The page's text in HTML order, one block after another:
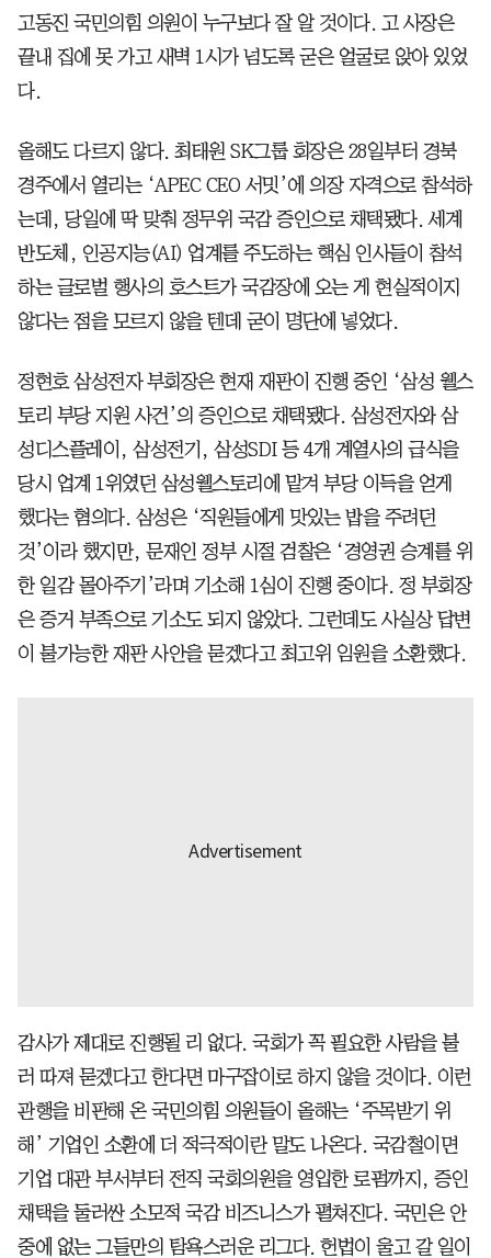
고동진 국민의힘 의원이 누구보다 잘 알 것이다. 고 사장은
끝내 집에 못 가고 새벽 1시가 넘도록 굳은 얼굴로 앉아 있었
다.
올해도 다르지 않다. 최태원 SK그룹 회장은 28일부터 경북
경주에서 열리는 ‘APEC CEO 서밋’에 의장 자격으로 참석하
는데, 당일에 딱 맞춰 정무위 국감 증인으로 채택됐다. 세계
반도체, 인공지능(AI) 업계를 주도하는 핵심 인사들이 참석
하는 글로벌 행사의 호스트가 국감장에 오는 게 현실적이지
않다는 점을 모르지 않을 텐데 굳이 명단에 넣었다.
정현호 삼성전자 부회장은 현재 재판이 진행 중인 ‘삼성 웰스
토리 부당 지원 사건’의 증인으로 채택됐다. 삼성전자와 삼
성디스플레이, 삼성전기, 삼성SDI 등 4개 계열사의 급식을
당시 업계 1위였던 삼성웰스토리에 맡겨 부당 이득을 얻게
했다는 혐의다. 삼성은 ‘직원들에게 맛있는 밥을 주려던
것’이라 했지만, 문재인 정부 시절 검찰은 ‘경영권 승계를 위
한 일감 몰아주기’라며 기소해 1심이 진행 중이다. 정 부회장
은 증거 부족으로 기소도 되지 않았다. 그런데도 사실상 답변
이 불가능한 재판 사안을 묻겠다고 최고위 임원을 소환했다.
감사가 제대로 진행될 리 없다. 국회가 꼭 필요한 사람을 불
러 따져 묻겠다고 한다면 마구잡이로 하지 않을 것이다. 이런
관행을 비판해 온 국민의힘 의원들이 올해는 ‘주목받기 위
해’ 기업인 소환에 더 적극적이란 말도 나온다. 국감철이면
기업 대관 부서부터 전직 국회의원을 영입한 로펌까지, 증인
채택을 둘러싼 소모적 국감 비즈니스가 펼쳐진다. 국민은 안
중에 없는 그들만의 탐욕스러운 리그다. 헌법이 울고 갈 일이